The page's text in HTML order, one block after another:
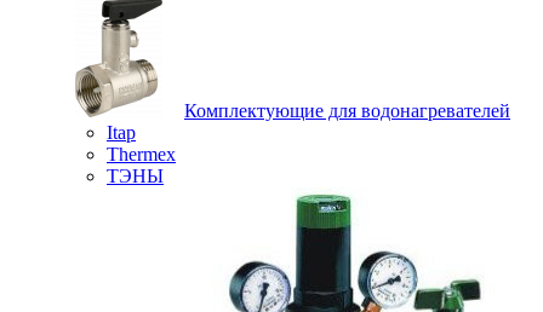
Комплектующие для водонагревателей
Itap
Thermex
ТЭНЫ